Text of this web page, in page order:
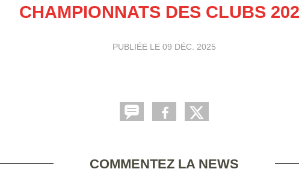
CHAMPIONNATS DES CLUBS
PUBLIÉE LE 09 DÉC. 2025
COMMENTEZ LA NEWS